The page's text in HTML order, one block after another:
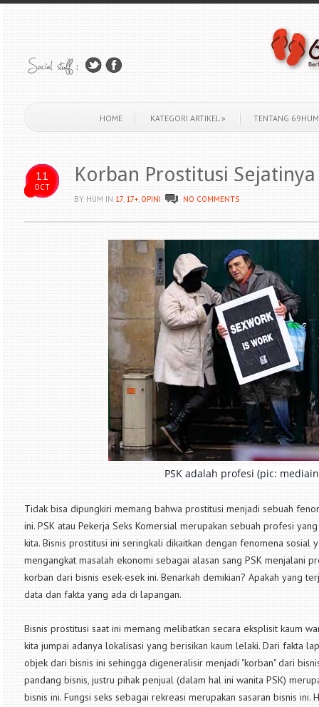
HOME KATEGORI ARTIKEL» TENTANG
11
OCT
Korban Prostitusi
BY HUM IN 17, 17+, OPINI NO COMMENTS
PSK adalah profesi (pic:
Tidak bisa dipungkiri memang bahwa prostitusi menjadi sebuah
ini. PSK atau Pekerja Seks Komersial merupakan sebuah profesi
kita. Bisnis prostitusi ini seringkali dikaitkan dengan fenomena
mengangkat masalah ekonomi sebagai alasan sang PSK menjalani
korban dari bisnis esek-esek ini. Benarkah demikian? Apakah yang
data dan fakta yang ada di lapangan.
Bisnis prostitusi saat ini memang melibatkan secara eksplisit kaum
kita jumpai adanya lokalisasi yang berisikan kaum lelaki. Dari fakta
objek dari bisnis ini sehingga digeneralisir menjadi "korban" dari
pandang bisnis, justru pihak penjual (dalam hal ini wanita PSK)
bisnis ini. Fungsi seks sebagai rekreasi merupakan sasaran bisnis